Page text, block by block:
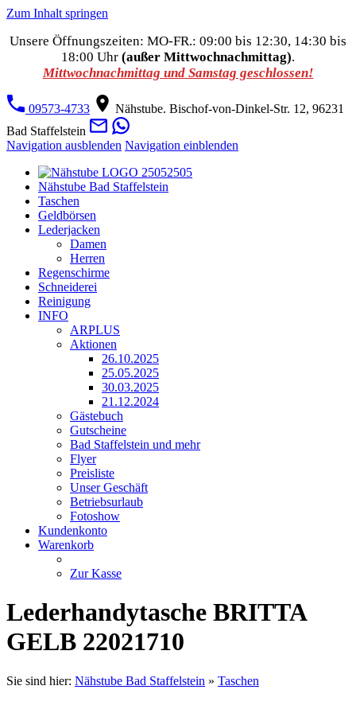
Zum Inhalt springen
Unsere Öffnungszeiten: MO-FR.: 09:00 bis 12:30, 14:30 bis
18:00 Uhr (außer Mittwochnachmittag).
Mittwochnachmittag und Samstag geschlossen!
09573-4733
Nähstube. Bischof-von-Dinkel-Str. 12, 96231
Bad Staffelstein
Navigation ausblenden Navigation einblenden
Nähstube Bad Staffelstein
Taschen
Geldbörsen
Lederjacken
Damen
Herren
Regenschirme
Schneiderei
Reinigung
INFO
ARPLUS
Aktionen
26.10.2025
25.05.2025
30.03.2025
21.12.2024
Gästebuch
Gutscheine
Bad Staffelstein und mehr
Flyer
Preisliste
Unser Geschäft
Betriebsurlaub
Fotoshow
Kundenkonto
Warenkorb
Zur Kasse
Lederhandytasche BRITTA
GELB 22021710
Sie sind hier: Nähstube Bad Staffelstein » Taschen